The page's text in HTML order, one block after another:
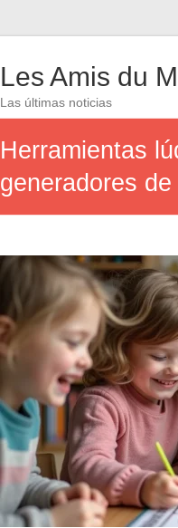
Les Amis du
Las últimas noticias
Herramientas
generadores